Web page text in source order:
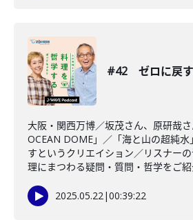
#42 ゼロに戻す
大阪・関西万博／坂茂さん、原研哉
OCEAN DOME」／「海と山の超純
すというクリエイション／リスナー
理にまつわる疑問・質問・哲学をご紹
2025.05.22|00:39:22